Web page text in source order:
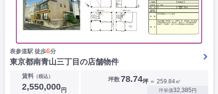
表参道駅 徒歩6分
東京都南青山三丁目の店舗物件
賃料 （税込）
2,550,000円
坪数78.74坪 ＝ 259.84㎡
坪単価32,385円